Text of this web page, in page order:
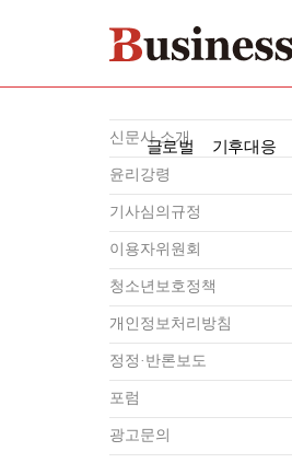
글로벌 기후대응
신문사 소개
윤리강령
기사심의규정
이용자위원회
청소년보호정책
개인정보처리방침
정정·반론보도
포럼
광고문의